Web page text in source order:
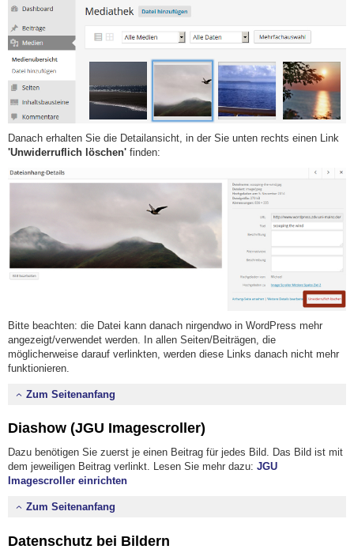
Danach erhalten Sie die Detailansicht, in der Sie unten rechts einen Link
'Unwiderruflich löschen' finden:
Bitte beachten: die Datei kann danach nirgendwo in WordPress mehr
angezeigt/verwendet werden. In allen Seiten/Beiträgen, die
möglicherweise darauf verlinkten, werden diese Links danach nicht mehr
funktionieren.
Zum Seitenanfang
Diashow (JGU Imagescroller)
Dazu benötigen Sie zuerst je einen Beitrag für jedes Bild. Das Bild ist mit
dem jeweiligen Beitrag verlinkt. Lesen Sie mehr dazu: JGU
Imagescroller einrichten
Zum Seitenanfang
Datenschutz bei Bildern